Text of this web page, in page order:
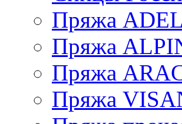
Пряжа
Пряжа
Пряжа
Пряжа